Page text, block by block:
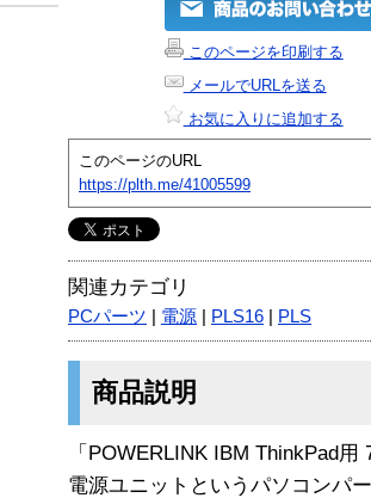
このページを印刷する
メールでURLを送る
お気に入りに追加する
このページのURL
https://plth.me/41005599
関連カテゴリ
PCパーツ 電源 PLS16 PLS
商品説明
「POWERLINK IBM ThinkPad
電源ユニットというパソコンパ